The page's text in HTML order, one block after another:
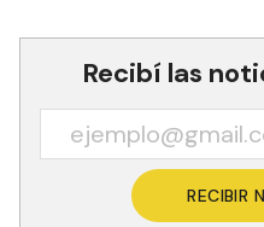
Recibí las
RECIBIR